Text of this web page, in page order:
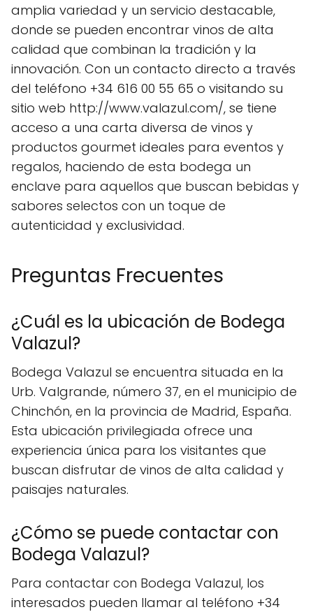
amplia variedad y un servicio destacable,
donde se pueden encontrar vinos de alta
calidad que combinan la tradición y la
innovación. Con un contacto directo a través
del teléfono +34 616 00 55 65 o visitando su
sitio web http://www.valazul.com/, se tiene
acceso a una carta diversa de vinos y
productos gourmet ideales para eventos y
regalos, haciendo de esta bodega un
enclave para aquellos que buscan bebidas y
sabores selectos con un toque de
autenticidad y exclusividad.
Preguntas Frecuentes
¿Cuál es la ubicación de Bodega
Valazul?
Bodega Valazul se encuentra situada en la
Urb. Valgrande, número 37, en el municipio de
Chinchón, en la provincia de Madrid, España.
Esta ubicación privilegiada ofrece una
experiencia única para los visitantes que
buscan disfrutar de vinos de alta calidad y
paisajes naturales.
¿Cómo se puede contactar con
Bodega Valazul?
Para contactar con Bodega Valazul, los
interesados pueden llamar al teléfono +34